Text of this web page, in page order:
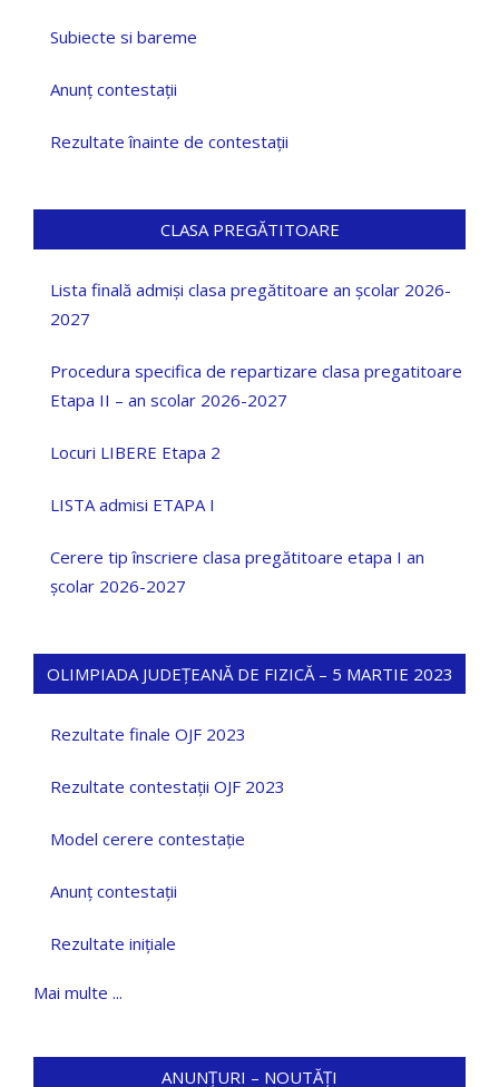
Subiecte si bareme
Anunț contestații
Rezultate înainte de contestații
CLASA PREGĂTITOARE
Lista finală admiși clasa pregătitoare an școlar 2026-
2027
Procedura specifica de repartizare clasa pregatitoare
Etapa II – an scolar 2026-2027
Locuri LIBERE Etapa 2
LISTA admisi ETAPA I
Cerere tip înscriere clasa pregătitoare etapa I an
școlar 2026-2027
OLIMPIADA JUDEȚEANĂ DE FIZICĂ – 5 MARTIE 2023
Rezultate finale OJF 2023
Rezultate contestații OJF 2023
Model cerere contestație
Anunț contestații
Rezultate inițiale
Mai multe ...
ANUNȚURI – NOUTĂȚI